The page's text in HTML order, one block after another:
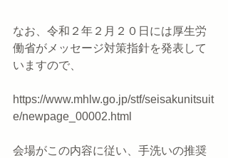
なお、令和２年２月２０日には厚生労
働省がメッセージ対策指針を発表して
いますので、
https://www.mhlw.go.jp/stf/seisakunitsuit
e/newpage_00002.html
会場がこの内容に従い、手洗いの推奨